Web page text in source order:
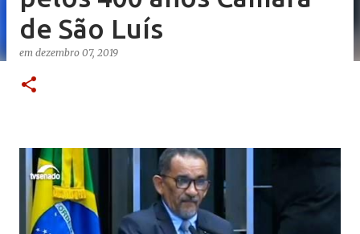
de São Luís
em dezembro 07, 2019